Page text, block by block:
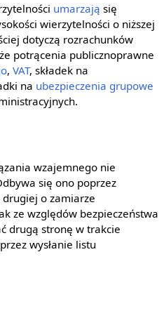
umarzają się
wierzytelności o niższej
dotyczą rozrachunków
potrącenia publicznoprawne
, VAT, składek na
na ubezpieczenia grupowe
wzajemnego nie
się ono poprzez
o zamiarze
ze względów bezpieczeństwa
drugą stronę w trakcie
wysłanie listu